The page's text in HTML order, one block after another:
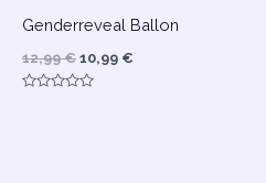
Genderreveal Ballon
12,99€ 10,99 €